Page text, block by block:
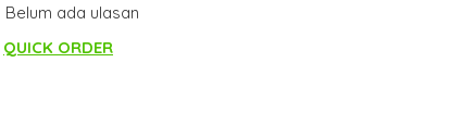
Belum ada ulasan
QUICK ORDER